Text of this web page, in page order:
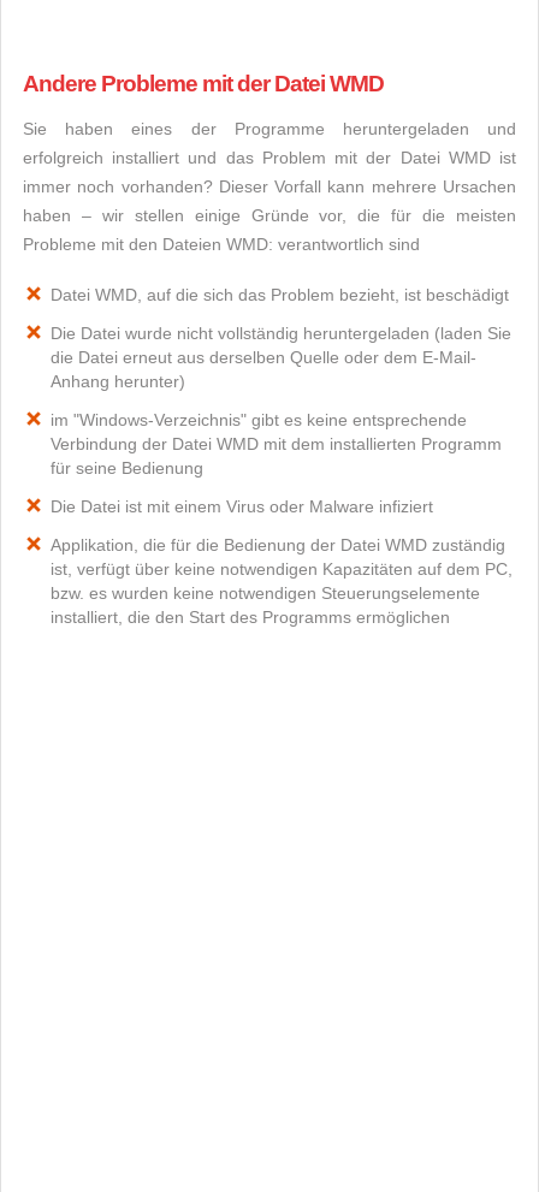
Andere Probleme mit der Datei WMD
Sie haben eines der Programme heruntergeladen und
erfolgreich installiert und das Problem mit der Datei WMD ist
immer noch vorhanden? Dieser Vorfall kann mehrere Ursachen
haben – wir stellen einige Gründe vor, die für die meisten
Probleme mit den Dateien WMD: verantwortlich sind
Datei WMD, auf die sich das Problem bezieht, ist beschädigt
Die Datei wurde nicht vollständig heruntergeladen (laden Sie
die Datei erneut aus derselben Quelle oder dem E-Mail-
Anhang herunter)
im "Windows-Verzeichnis" gibt es keine entsprechende
Verbindung der Datei WMD mit dem installierten Programm
für seine Bedienung
Die Datei ist mit einem Virus oder Malware infiziert
Applikation, die für die Bedienung der Datei WMD zuständig
ist, verfügt über keine notwendigen Kapazitäten auf dem PC,
bzw. es wurden keine notwendigen Steuerungselemente
installiert, die den Start des Programms ermöglichen